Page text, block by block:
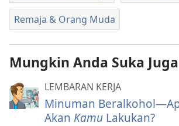
Remaja & Orang Muda
Mungkin Anda Suka Juga
LEMBARAN KERJA
Minuman
Akan Kamu Lakukan?